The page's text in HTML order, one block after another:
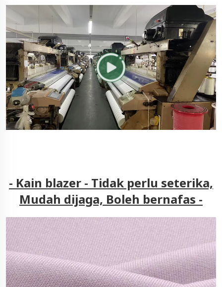
- Kain blazer - Tidak perlu seterika,
Mudah dijaga, Boleh bernafas -